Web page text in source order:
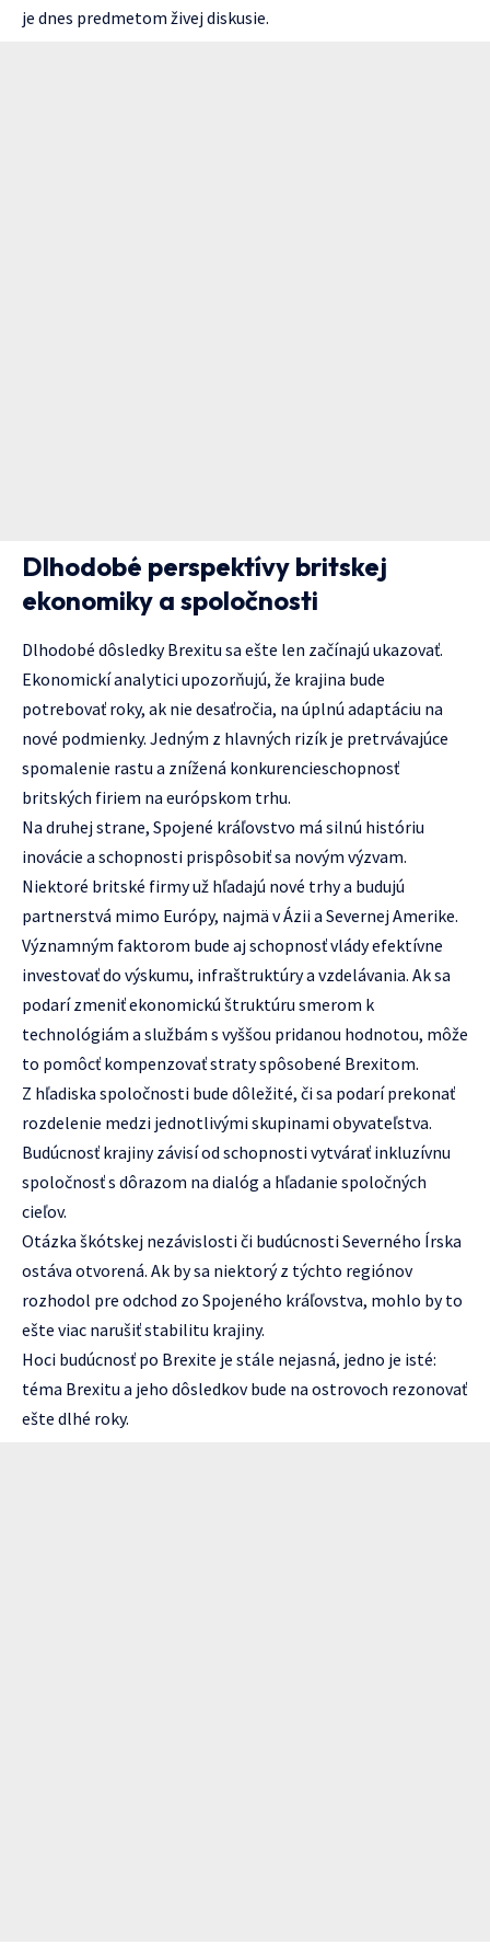
je dnes predmetom živej diskusie.
Dlhodobé perspektívy britskej
ekonomiky a spoločnosti
Dlhodobé dôsledky Brexitu sa ešte len začínajú ukazovať.
Ekonomickí analytici upozorňujú, že krajina bude
potrebovať roky, ak nie desaťročia, na úplnú adaptáciu na
nové podmienky. Jedným z hlavných rizík je pretrvávajúce
spomalenie rastu a znížená konkurencieschopnosť
britských firiem na európskom trhu.
Na druhej strane, Spojené kráľovstvo má silnú históriu
inovácie a schopnosti prispôsobiť sa novým výzvam.
Niektoré britské firmy už hľadajú nové trhy a budujú
partnerstvá mimo Európy, najmä v Ázii a Severnej Amerike.
Významným faktorom bude aj schopnosť vlády efektívne
investovať do výskumu, infraštruktúry a vzdelávania. Ak sa
podarí zmeniť ekonomickú štruktúru smerom k
technológiám a službám s vyššou pridanou hodnotou, môže
to pomôcť kompenzovať straty spôsobené Brexitom.
Z hľadiska spoločnosti bude dôležité, či sa podarí prekonať
rozdelenie medzi jednotlivými skupinami obyvateľstva.
Budúcnosť krajiny závisí od schopnosti vytvárať inkluzívnu
spoločnosť s dôrazom na dialóg a hľadanie spoločných
cieľov.
Otázka škótskej nezávislosti či budúcnosti Severného Írska
ostáva otvorená. Ak by sa niektorý z týchto regiónov
rozhodol pre odchod zo Spojeného kráľovstva, mohlo by to
ešte viac narušiť stabilitu krajiny.
Hoci budúcnosť po Brexite je stále nejasná, jedno je isté:
téma Brexitu a jeho dôsledkov bude na ostrovoch rezonovať
ešte dlhé roky.